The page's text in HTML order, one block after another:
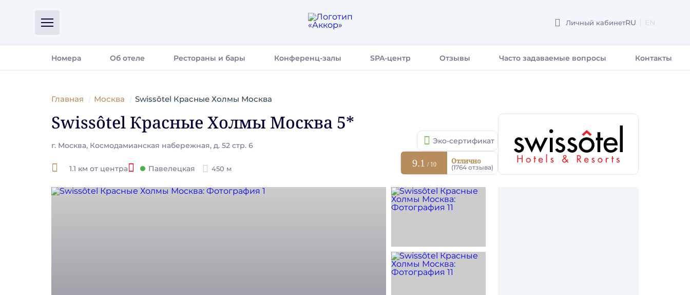
Личный кабинетRU ENGLISH
EN
Номера Об отеле Рестораны и бары Конференц-залы SPA-центр Отзывы Часто задаваемые вопросы Контакты
Главная Москва Swissôtel Красные Холмы Москва
Swissôtel Красные Холмы Москва 5*
г. Москва, Космодамианская набережная, д. 52 стр. 6
1.1 км от центра Павелецкая 450 м
Эко-сертификат
9.1 / 10 Отлично
(1764 отзыва)